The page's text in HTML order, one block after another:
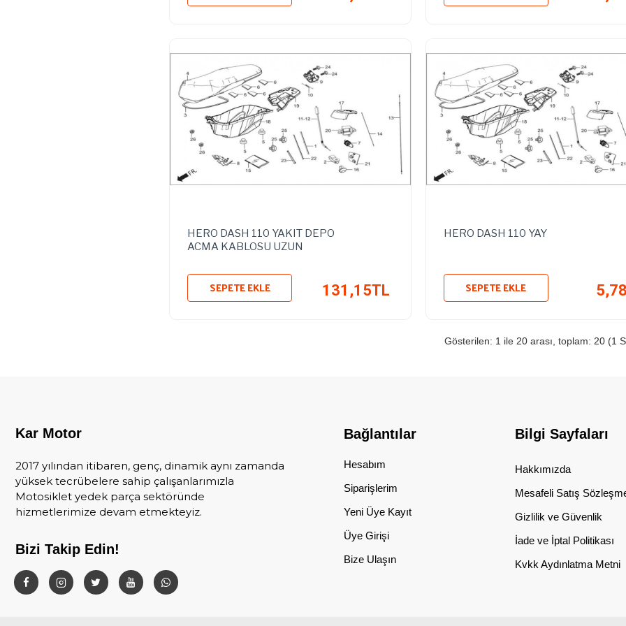
HERO DASH 110 YAKIT DEPO
ACMA KABLOSU UZUN
131,15TL
SEPETE EKLE
HERO DASH 110 YAY
SEPETE EKLE
Gösterilen: 1 ile 20 arası, toplam: 20 (1
Kar Motor
2017 yılından itibaren, genç, dinamik aynı zamanda
yüksek tecrübelere sahip çalışanlarımızla
Motosiklet yedek parça sektöründe
hizmetlerimize devam etmekteyiz.
Bizi Takip Edin!
Bağlantılar
Hesabım
Siparişlerim
Yeni Üye Kayıt
Üye Girişi
Bize Ulaşın
Bilgi Sayfaları
Hakkımızda
Mesafeli Satış
Gizlilik ve Güvenlik
İade ve İptal Politikası
Kvkk Aydınlatma Metni